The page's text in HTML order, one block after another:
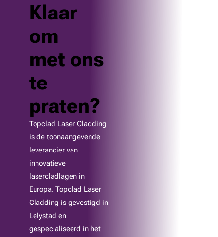
Klaar
om
met ons
te
praten?
Topclad Laser Cladding
is de toonaangevende
leverancier van
innovatieve
lasercladlagen in
Europa. Topclad Laser
Cladding is gevestigd in
Lelystad en
gespecialiseerd in het